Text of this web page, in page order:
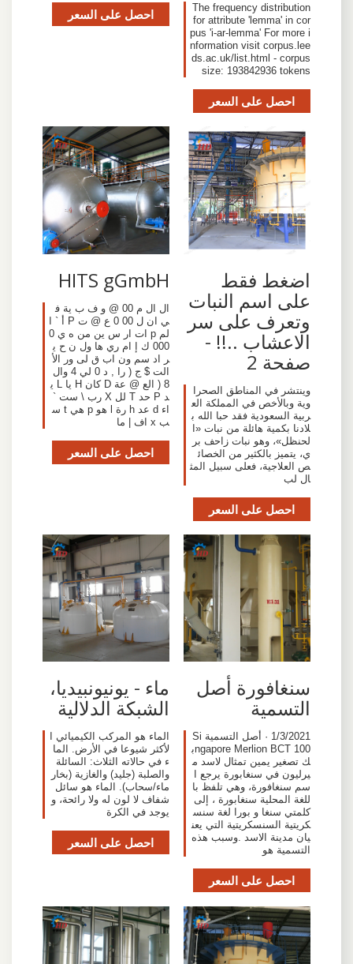
The frequency distribution
for attribute 'lemma' in cor
pus 'i-ar-lemma' For more i
nformation visit corpus.lee
ds.ac.uk/list.html - corpus
size: 193842936 tokens
احصل على السعر
احصل على السعر
اضغط فقط
على اسم النبات
وتعرف على سر
الاعشاب ..!! -
صفحة 2
وينتشر في المناطق الصحرا
وية وبالأخص في المملكة الع
ربية السعودية فقد حبا الله ب
لادنا بكمية هائلة من نبات «ا
لحنظل»، وهو نبات زاحف بر
ي، يتميز بالكثير من الخصائ
ص العلاجية، فعلى سبيل المث
ال لب
احصل على السعر
HITS gGmbH
ال ال م 00 @ و ف ب ية ف
ي ان ل 00 0 ع @ ت P أ ` ا
لم p ات ار س ين من ه ي 0
000 ك إ ام ري ها ول ن ح ي
ر اد سم ون اب ق لى ور الأ
الت $ ج ( را , د 0 لي 4 وال
8 ( الع @ عة D كان H يا L ي
د P حد T لل X رب \ ست `
اء d عد h رة l هو p هي t س
ب x اف | ما
احصل على السعر
سنغافورة أصل
التسمية
1/3/2021 · أصل التسمية Si
ngapore Merlion BCT 100ب
ك تصغير يمين تمثال لاسد م
يرليون في سنغابورة يرجع ا
سم سنغافورة، وهي تلفظ با
للغة المحلية سنغابورة ، إلى
كلمتي سنغا و بورا لغة سنس
كريتية السنسكريتية التي يعن
يان مدينة الاسد .وسبب هذه
التسمية هو
احصل على السعر
ماء - يونيونبيديا،
الشبكة الدلالية
الماء هو المركب الكيميائي ا
لأكثر شيوعا في الأرض. الما
ء في حالاته الثلاث: السائلة
والصلبة (جليد) والغازية (بخار
ماء/سحاب). الماء هو سائل
شفاف لا لون له ولا رائحة، و
يوجد في الكرة
احصل على السعر